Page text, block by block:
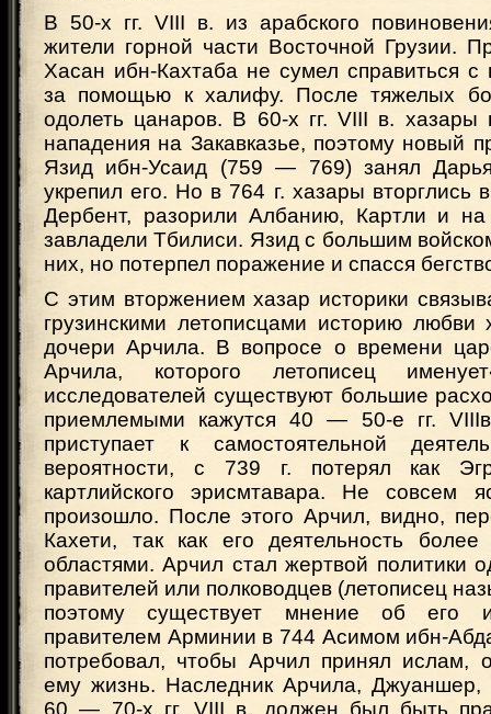
В 50-х гг. VIII в. из арабского
жители горной части Восточной Грузии.
Хасан ибн-Кахтаба не сумел справиться
за помощью к халифу. После тяжелых
одолеть цанаров. В 60-х гг. VIII в. хазары
нападения на Закавказье, поэтому новый
Язид ибн-Усаид (759 — 769) занял
укрепил его. Но в 764 г. хазары вторглись
Дербент, разорили Албанию, Картли и на
завладели Тбилиси. Язид с большим
них, но потерпел поражение и спасся
С этим вторжением хазар историки
грузинскими летописцами историю любви
дочери Арчила. В вопросе о времени
Арчила, которого летописец
исследователей существуют большие
приемлемыми кажутся 40 — 50-е гг.
приступает к самостоятельной
вероятности, с 739 г. потерял как
картлийского эрисмтавара. Не совсем
произошло. После этого Арчил, видно,
Кахети, так как его деятельность
областями. Арчил стал жертвой политики
правителей или полководцев (летописец
поэтому существует мнение об его
правителем Арминии в 744 Асимом ибн-
потребовал, чтобы Арчил принял ислам,
ему жизнь. Наследник Арчила, Джуаншер,
60 — 70-х гг. VIII в. должен был быть